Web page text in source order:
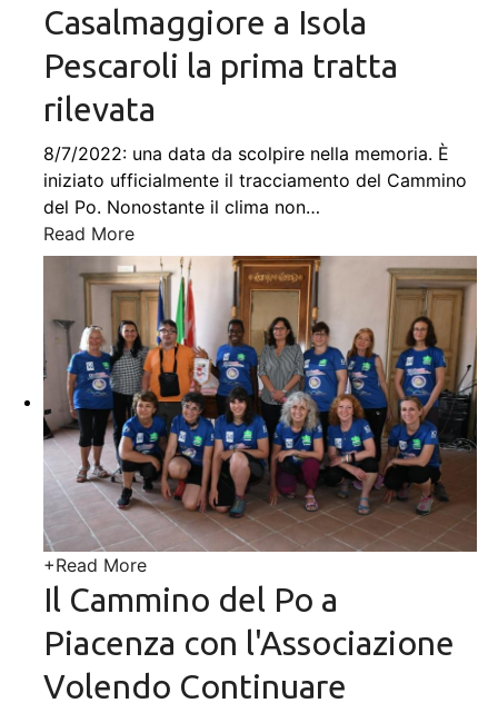
Casalmaggiore a Isola
Pescaroli la prima tratta
rilevata
8/7/2022: una data da scolpire nella memoria. È
iniziato ufficialmente il tracciamento del Cammino
del Po. Nonostante il clima non…
Read More
+Read More
Il Cammino del Po a
Piacenza con l'Associazione
Volendo Continuare